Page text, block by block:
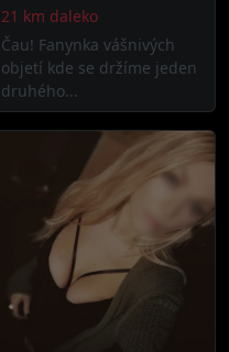
21 km daleko
Čau! Fanynka vášnivých
objetí kde se držíme jeden
druhého...